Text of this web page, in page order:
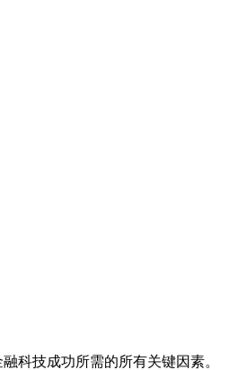
科技成功所需的所有关键因素。